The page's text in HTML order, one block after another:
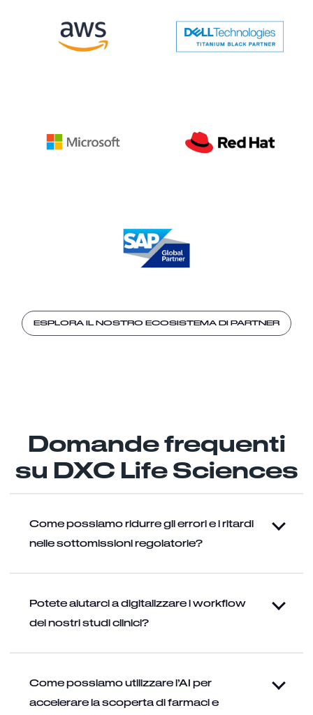
ESPLORA IL NOSTRO ECOSISTEMA DI PARTNER
Domande frequenti
su DXC Life Sciences
Come possiamo ridurre gli errori e i ritardi
nelle sottomissioni regolatorie?
Potete aiutarci a digitalizzare i workflow
dei nostri studi clinici?
Come possiamo utilizzare l’AI per
accelerare la scoperta di farmaci e